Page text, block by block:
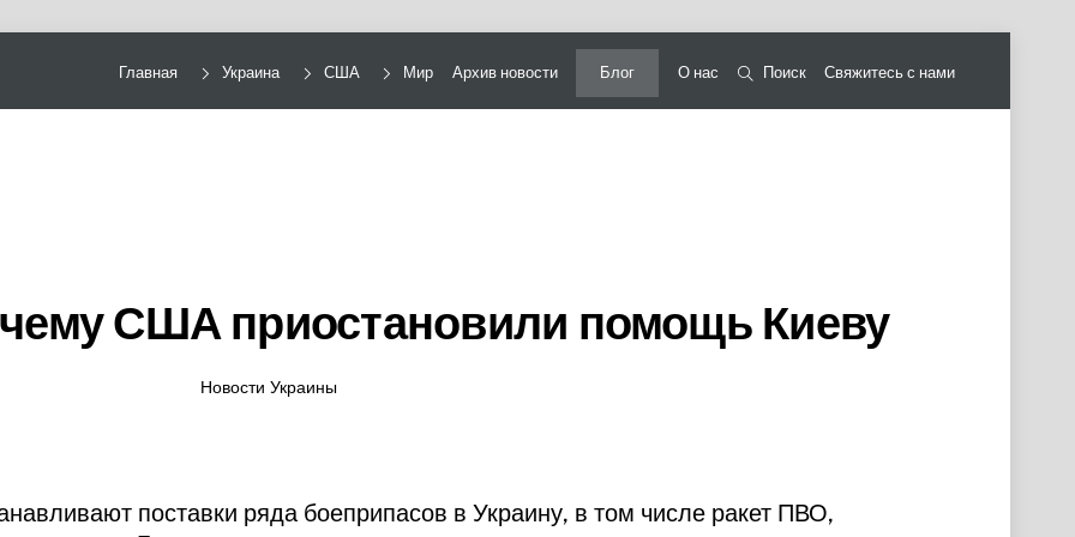
Главная Украина США Мир Архив новости Блог О нас Поиск Свяжитесь с нами
США приостановили помощь Киеву
Новости Украины
поставки ряда боеприпасов в Украину, в том числе ракет ПВО,